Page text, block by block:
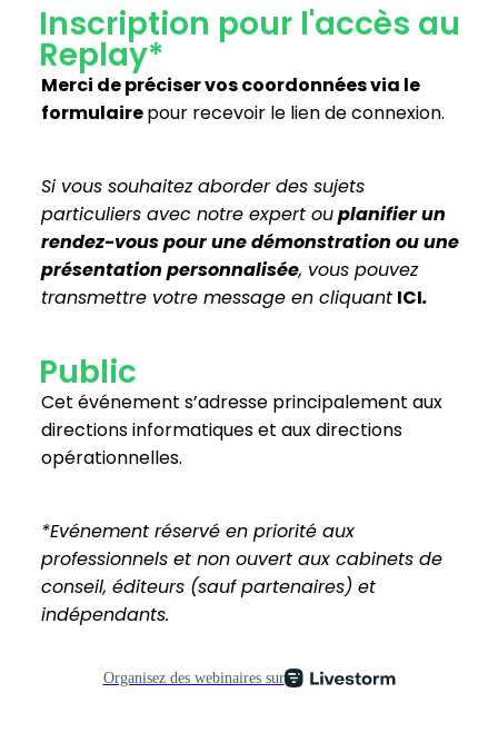
Inscription pour l'accès au
Replay*
Merci de préciser vos coordonnées via le
formulairepour recevoir le lien de connexion.
Si vous souhaitez aborder des sujets
particuliers avec notre expert ouplanifier un
rendez-vous pour une démonstration ou une
présentation personnalisée, vous pouvez
transmettre votre message en cliquant ICI.
Public
Cet événement s’adresse principalement aux
directions informatiques et aux directions
opérationnelles.
*Evénement réservé en priorité aux
professionnels et non ouvert aux cabinets de
conseil, éditeurs (sauf partenaires) et
indépendants.